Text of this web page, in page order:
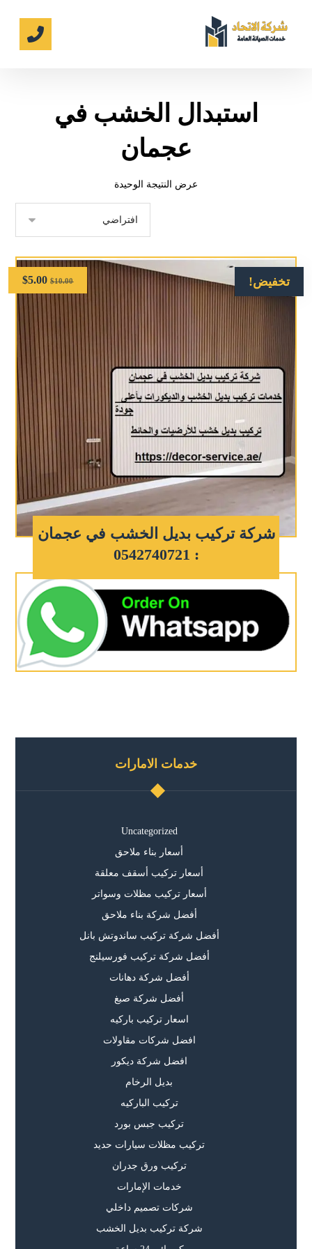
استبدال الخشب في
عجمان
عرض النتيجة الوحيدة
تخفيض!
شركة تركيب بديل الخشب في عجمان
: 0542740721
$10.00
$5.00
خدمات الامارات
Uncategorized
أسعار بناء ملاحق
أسعار تركيب أسقف معلقة
أسعار تركيب مظلات وسواتر
أفضل شركة بناء ملاحق
أفضل شركة تركيب ساندوتش بانل
أفضل شركة تركيب فورسيلنج
أفضل شركة دهانات
أفضل شركة صبغ
اسعار تركيب باركيه
افضل شركات مقاولات
افضل شركة ديكور
بديل الرخام
تركيب الباركيه
تركيب جبس بورد
تركيب مظلات سيارات حديد
تركيب ورق جدران
خدمات الإمارات
شركات تصميم داخلي
شركة تركيب بديل الخشب